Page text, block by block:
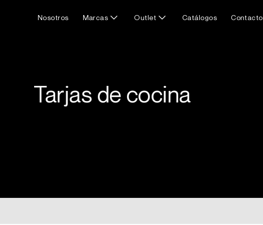
Nosotros Marcas Outlet Catálogos Contacto
Tarjas de cocina